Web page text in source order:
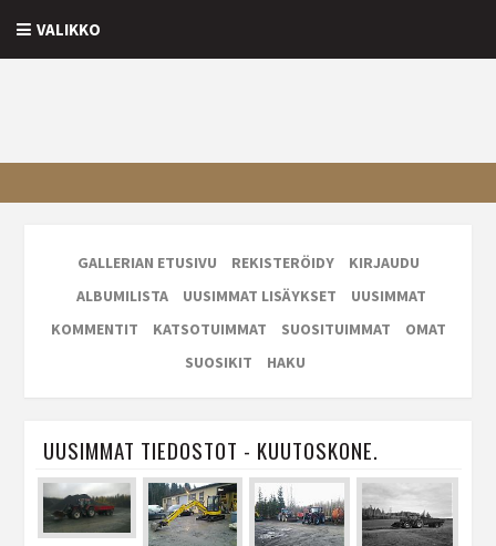
VALIKKO
GALLERIAN ETUSIVU REKISTERÖIDY
KIRJAUDU
ALBUMILISTA
UUSIMMAT LISÄYKSET
UUSIMMAT
KOMMENTIT
KATSOTUIMMAT SUOSITUIMMAT
OMAT
SUOSIKIT
HAKU
UUSIMMAT TIEDOSTOT - KUUTOSKONE.